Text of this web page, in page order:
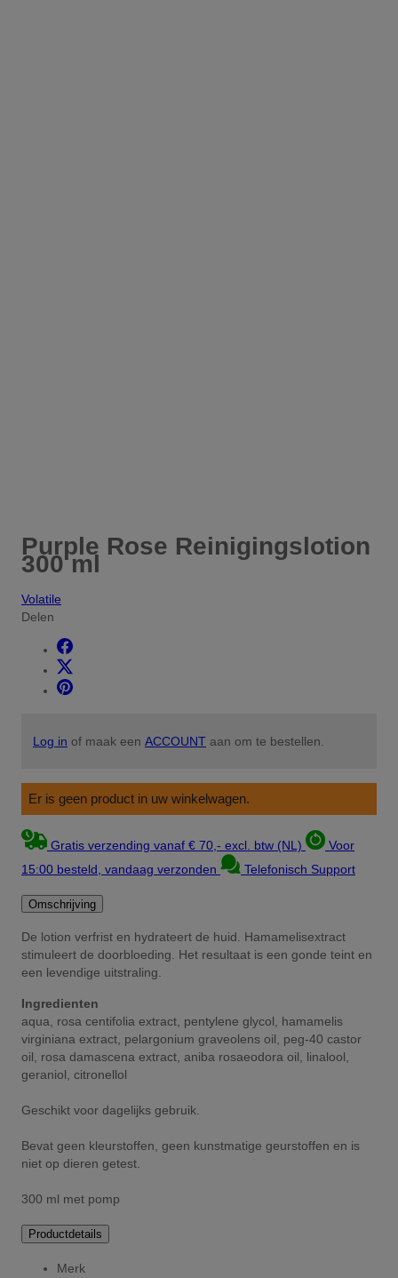
Purple Rose Reinigingslotion
300 ml
Volatile
Delen
Log in of maak een ACCOUNT aan om te bestellen.
Er is geen product in uw winkelwagen.
Gratis verzending vanaf € 70,- excl. btw (NL)
Voor
15:00 besteld, vandaag verzonden
Telefonisch Support
Omschrijving
De lotion verfrist en hydrateert de huid. Hamamelisextract
stimuleert de doorbloeding. Het resultaat is een gonde teint en
een levendige uitstraling.
Ingredienten
aqua, rosa centifolia extract, pentylene glycol, hamamelis
virginiana extract, pelargonium graveolens oil, peg-40 castor
oil, rosa damascena extract, aniba rosaeodora oil, linalool,
geraniol, citronellol
Geschikt voor dagelijks gebruik.
Bevat geen kleurstoffen, geen kunstmatige geurstoffen en is
niet op dieren getest.
300 ml met pomp
Productdetails
Merk